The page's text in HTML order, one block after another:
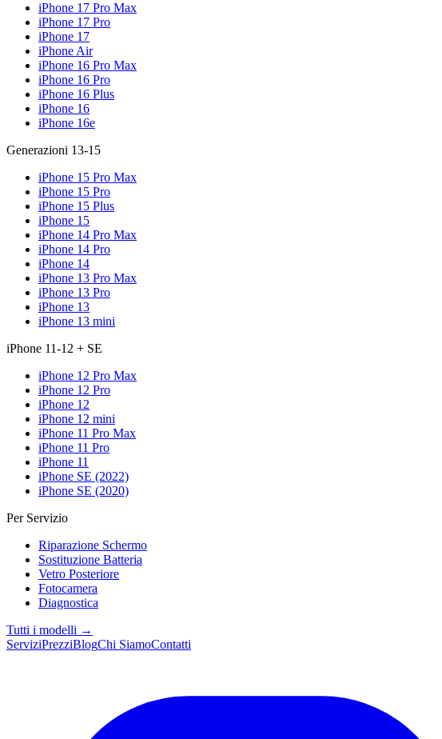
iPhone 17 Pro Max
iPhone 17 Pro
iPhone 17
iPhone Air
iPhone 16 Pro Max
iPhone 16 Pro
iPhone 16 Plus
iPhone 16
iPhone 16e
Generazioni 13-15
iPhone 15 Pro Max
iPhone 15 Pro
iPhone 15 Plus
iPhone 15
iPhone 14 Pro Max
iPhone 14 Pro
iPhone 14
iPhone 13 Pro Max
iPhone 13 Pro
iPhone 13
iPhone 13 mini
iPhone 11-12 + SE
iPhone 12 Pro Max
iPhone 12 Pro
iPhone 12
iPhone 12 mini
iPhone 11 Pro Max
iPhone 11 Pro
iPhone 11
iPhone SE (2022)
iPhone SE (2020)
Per Servizio
Riparazione Schermo
Sostituzione Batteria
Vetro Posteriore
Fotocamera
Diagnostica
Tutti i modelli →
ServiziPrezziBlogChi SiamoContatti